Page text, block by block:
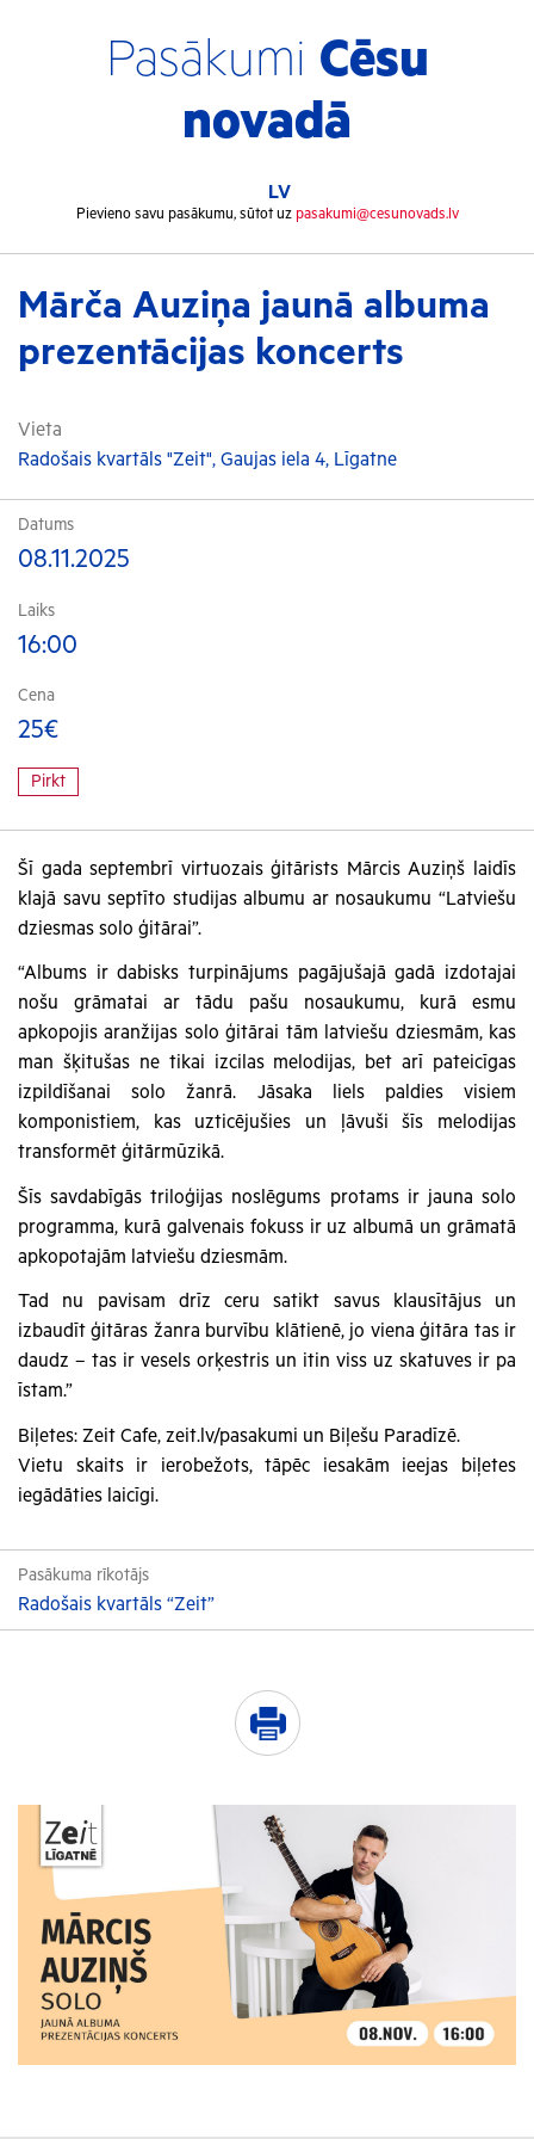
Pasākumi Cēsu
novadā
LV
Pievieno savu pasākumu, sūtot uz pasakumi@cesunovads.lv
Mārča Auziņa jaunā albuma
prezentācijas koncerts
Vieta
Radošais kvartāls "Zeit", Gaujas iela 4, Līgatne
Datums
08.11.2025
Laiks
16:00
Cena
25€
Pirkt
Šī gada septembrī virtuozais ģitārists Mārcis Auziņš laidīs
klajā savu septīto studijas albumu ar nosaukumu “Latviešu
dziesmas solo ģitārai”.
“Albums ir dabisks turpinājums pagājušajā gadā izdotajai
nošu grāmatai ar tādu pašu nosaukumu, kurā esmu
apkopojis aranžijas solo ģitārai tām latviešu dziesmām, kas
man šķitušas ne tikai izcilas melodijas, bet arī pateicīgas
izpildīšanai solo žanrā. Jāsaka liels paldies visiem
komponistiem, kas uzticējušies un ļāvuši šīs melodijas
transformēt ģitārmūzikā.
Šīs savdabīgās triloģijas noslēgums protams ir jauna solo
programma, kurā galvenais fokuss ir uz albumā un grāmatā
apkopotajām latviešu dziesmām.
Tad nu pavisam drīz ceru satikt savus klausītājus un
izbaudīt ģitāras žanra burvību klātienē, jo viena ģitāra tas ir
daudz – tas ir vesels orķestris un itin viss uz skatuves ir pa
īstam.”
Biļetes: Zeit Cafe, zeit.lv/pasakumi un Biļešu Paradīzē.
Vietu skaits ir ierobežots, tāpēc iesakām ieejas biļetes
iegādāties laicīgi.
Pasākuma rīkotājs
Radošais kvartāls “Zeit”